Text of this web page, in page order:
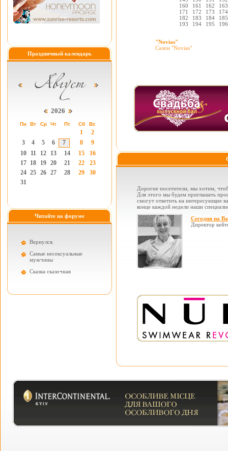
Праздничный календарь
2026
Пн Вт Ср Чт Пт Сб Вс
1
2
3
4 5 6 7 8
9
10
11 12 13 14 15
16
17
18 19 20 21 22
23
24 25 26 27 28 29
30
31
Читайте на форуме
Вернулся.
Самые несексуальные
мужчины
Cказка сказочная
160
161 162
163
171
172 173
174
182
183 184
185
193
194 195 196
"Novias"
Салон "Novias"
Дорогие посетители, мы хотим,
Для этого мы будем приглашать
смогут ответить на интересующие
конце каждой недели наши
Сегодня на
Директор